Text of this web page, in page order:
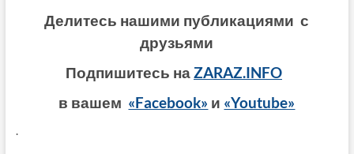
Делитесь нашими публикациями с
друзьями
Подпишитесь наZARAZ.INFO
в вашем «Facebook» и «Youtube»
.